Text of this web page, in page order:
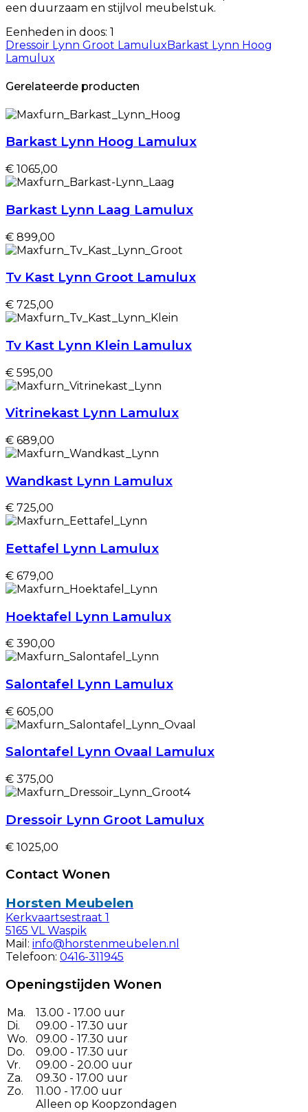
een duurzaam en stijlvol meubelstuk.
Eenheden in doos: 1
Dressoir Lynn Groot Lamulux Barkast Lynn Hoog
Lamulux
Gerelateerde producten
Barkast Lynn Hoog Lamulux
€ 1065,00
Barkast Lynn Laag Lamulux
€ 899,00
Tv Kast Lynn Groot Lamulux
€ 725,00
Tv Kast Lynn Klein Lamulux
€ 595,00
Vitrinekast Lynn Lamulux
€ 689,00
Wandkast Lynn Lamulux
€ 725,00
Eettafel Lynn Lamulux
€ 679,00
Hoektafel Lynn Lamulux
€ 390,00
Salontafel Lynn Lamulux
€ 605,00
Salontafel Lynn Ovaal Lamulux
€ 375,00
Dressoir Lynn Groot Lamulux
€ 1025,00
Contact Wonen
Horsten Meubelen
Kerkvaartsestraat 1
5165 VL Waspik
Mail: info@horstenmeubelen.nl
Telefoon: 0416-311945
Openingstijden Wonen
Ma.
Di.
Wo.
Do.
Vr.
Za.
Zo.
13.00 - 17.00 uur
09.00 - 17.30 uur
09.00 - 17.30 uur
09.00 - 17.30 uur
09.00 - 20.00 uur
09.30 - 17.00 uur
11.00 - 17.00 uur
Alleen op Koopzondagen